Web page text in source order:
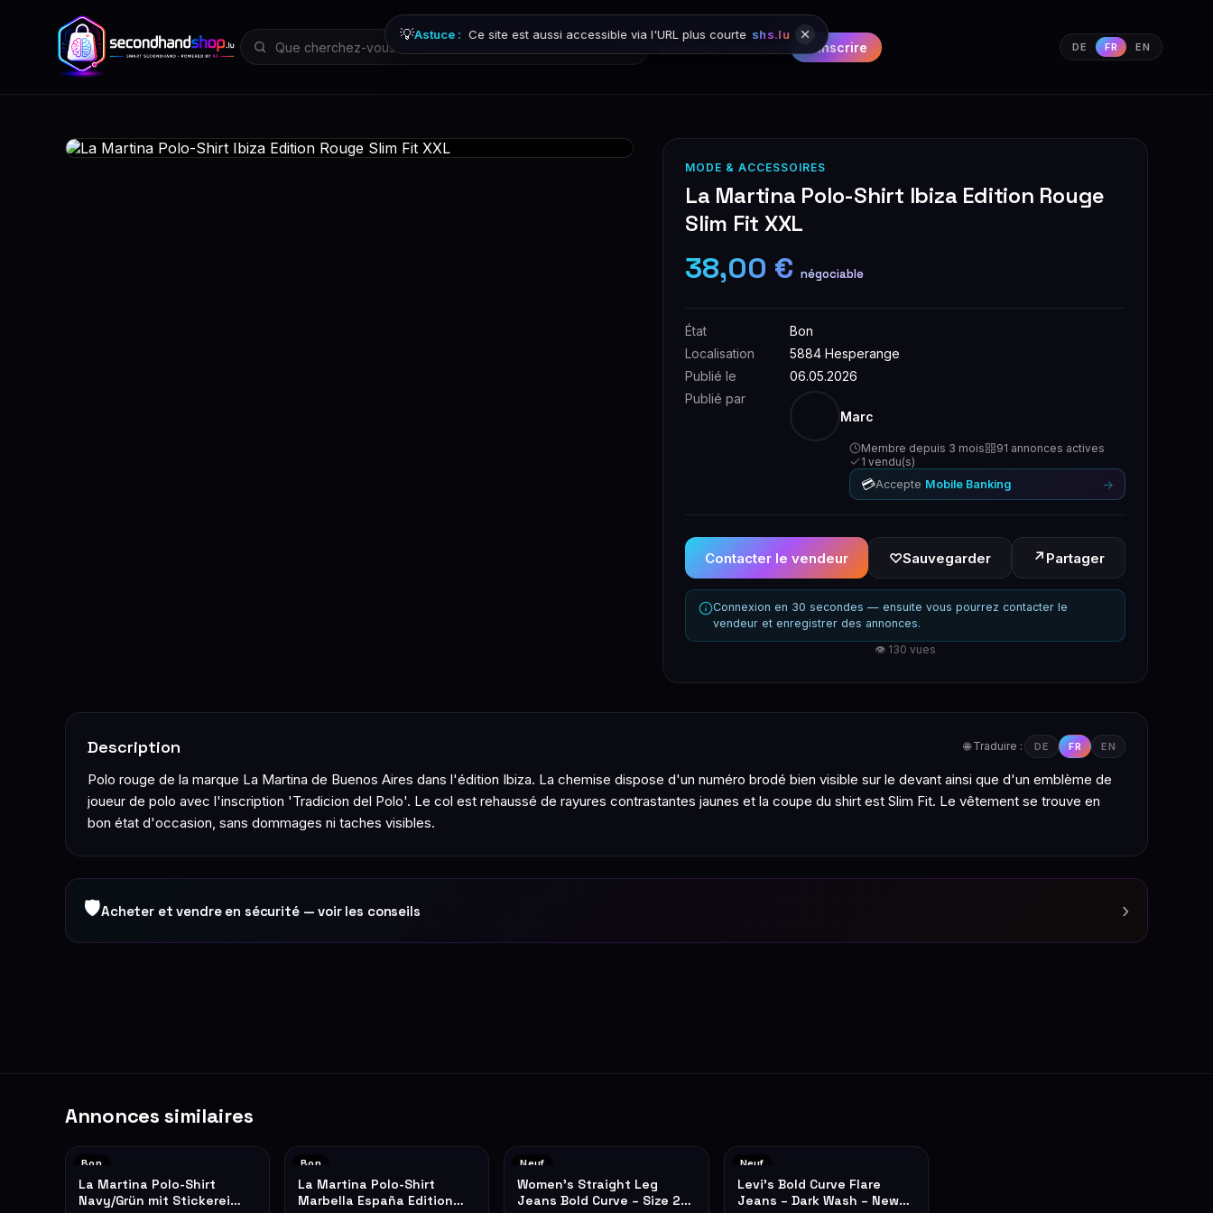
S'inscrire DE FR EN
💡Astuce : Ce site est aussi accessible via l'URL plus courte shs.lu
MODE & ACCESSOIRES
La Martina Polo-Shirt Ibiza Edition Rouge
Slim Fit XXL
38,00 € négociable
État
Bon
Localisation
5884 Hesperange
Publié le
06.05.2026
Publié par
Marc
Membre depuis 3 mois
91 annonces actives
1 vendu(s)
💳Accepte Mobile Banking →
Contacter le vendeur ♡Sauvegarder ↗ Partager
Connexion en 30 secondes — ensuite vous pourrez contacter le
vendeur et enregistrer des annonces.
👁 130 vues
Description 🌐 Traduire : DE FR EN
Polo rouge de la marque La Martina de Buenos Aires dans l'édition Ibiza. La chemise dispose d'un numéro brodé bien visible sur le devant ainsi que d'un emblème de
joueur de polo avec l'inscription 'Tradicion del Polo'. Le col est rehaussé de rayures contrastantes jaunes et la coupe du shirt est Slim Fit. Le vêtement se trouve en
bon état d'occasion, sans dommages ni taches visibles.
🛡Acheter et vendre en sécurité — voir les conseils ›
Annonces similaires
Bon
La Martina Polo-Shirt
Navy/Grün mit Stickerei
Bon
La Martina Polo-Shirt
Marbella España Edition
Neuf
Women's Straight Leg
Jeans Bold Curve – Size 25
Neuf
Levi's Bold Curve Flare
Jeans – Dark Wash – New